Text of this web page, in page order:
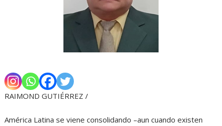
RAIMOND GUTIÉRREZ /
América Latina se viene consolidando –aun cuando existen